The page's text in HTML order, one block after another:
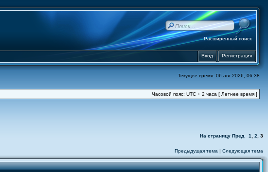
Расширенный поиск
Регистрация
Вход
Текущее время: 06 авг 2026, 06:38
Часовой пояс: UTC + 2 часа [ Летнее время ]
На страницу Пред. 1 2 3
Предыдущая тема | Следующая тема